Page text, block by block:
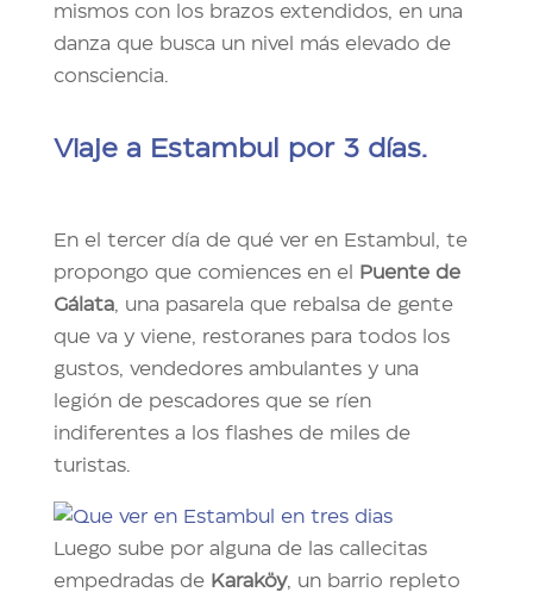
mismos con los brazos extendidos, en una
danza que busca un nivel más elevado de
consciencia.
Viaje a Estambul por 3 días.
En el tercer día de qué ver en Estambul, te
propongo que comiences en el
Puente de
Gálata, una pasarela que rebalsa de gente
que va y viene, restoranes para todos los
gustos, vendedores ambulantes y una
legión de pescadores que se ríen
indiferentes a los flashes de miles de
turistas.
Luego sube por alguna de las callecitas
empedradas de Karaköy, un barrio repleto